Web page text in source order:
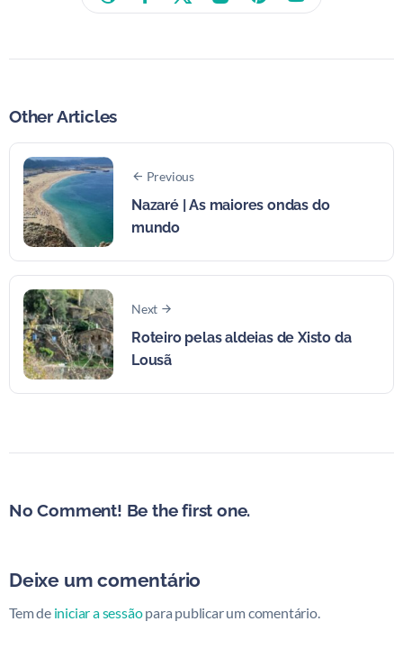
Other Articles
Previous
Nazaré | As maiores ondas do
mundo
Next
Roteiro pelas aldeias de Xisto da
Lousã
No Comment! Be the first one.
Deixe um comentário
Tem de iniciar a sessãopara publicar um comentário.